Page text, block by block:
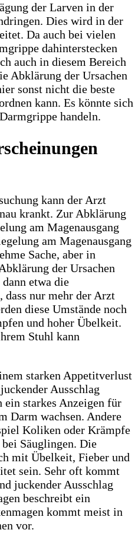
der Larven in der
Dies wird in der
Da auch bei vielen
dahinterstecken
auch in diesem Bereich
Abklärung der Ursachen
sonst nicht die beste
kann. Es könnte sich
handeln.
kann der Arzt
krankt. Zur Abklärung
am Magenausgang
am Magenausgang
Sache, aber in
der Ursachen
etwa die
dass nur mehr der Arzt
diese Umstände noch
und hoher Übelkeit.
Stuhl kann
starken Appetitverlust
Ausschlag
ein starkes Anzeigen für
Darm wachsen. Andere
Koliken oder Krämpfe
Säuglingen. Die
mit Übelkeit, Fieber und
sein. Sehr oft kommt
juckender Ausschlag
beschreibt ein
kommt meist in
vor.